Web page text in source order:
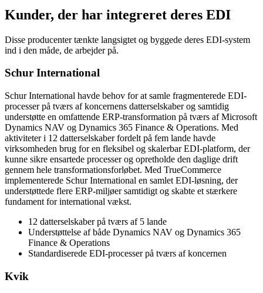
Kunder, der har integreret deres EDI
Disse producenter tænkte langsigtet og byggede deres EDI-system
ind i den måde, de arbejder på.
Schur International
Schur International havde behov for at samle fragmenterede EDI-
processer på tværs af koncernens datterselskaber og samtidig
understøtte en omfattende ERP-transformation på tværs af Microsoft
Dynamics NAV og Dynamics 365 Finance & Operations. Med
aktiviteter i 12 datterselskaber fordelt på fem lande havde
virksomheden brug for en fleksibel og skalerbar EDI-platform, der
kunne sikre ensartede processer og opretholde den daglige drift
gennem hele transformationsforløbet. Med TrueCommerce
implementerede Schur International en samlet EDI-løsning, der
understøttede flere ERP-miljøer samtidigt og skabte et stærkere
fundament for international vækst.
12 datterselskaber på tværs af 5 lande
Understøttelse af både Dynamics NAV og Dynamics 365
Finance & Operations
Standardiserede EDI-processer på tværs af koncernen
Kvik